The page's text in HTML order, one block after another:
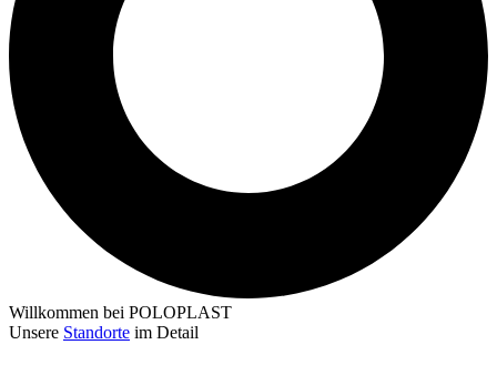
Willkommen bei POLOPLAST
Unsere Standorte im Detail